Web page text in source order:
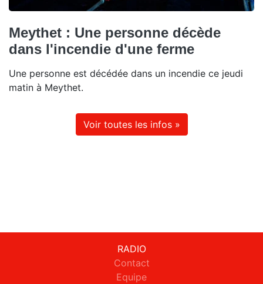
Meythet : Une personne décède
dans l'incendie d'une ferme
Une personne est décédée dans un incendie ce jeudi
matin à Meythet.
Voir toutes les infos »
RADIO
Contact
Equipe